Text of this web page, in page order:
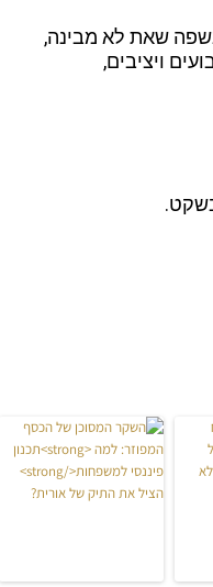
שאת לא מבינה,
ויציבים,